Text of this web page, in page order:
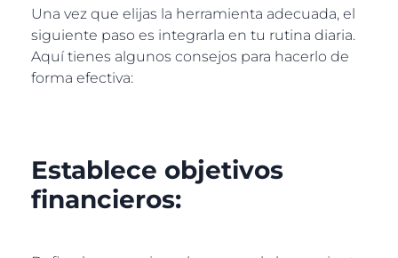
Una vez que elijas la herramienta adecuada, el
siguiente paso es integrarla en tu rutina diaria.
Aquí tienes algunos consejos para hacerlo de
forma efectiva:
Establece objetivos
financieros: